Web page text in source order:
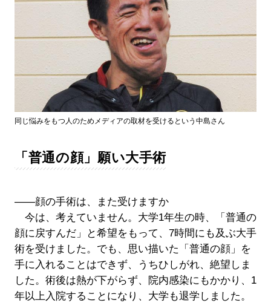
同じ悩みをもつ人のためメディアの取材を受けるという中島さん
「普通の顔」願い大手術
――顔の手術は、また受けますか
今は、考えていません。大学1年生の時、「普通の
顔に戻すんだ」と希望をもって、7時間にも及ぶ大手
術を受けました。でも、思い描いた「普通の顔」を
手に入れることはできず、うちひしがれ、絶望しま
した。術後は熱が下がらず、院内感染にもかかり、1
年以上入院することになり、大学も退学しました。